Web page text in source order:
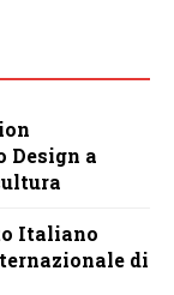
Design a
Italiano
di